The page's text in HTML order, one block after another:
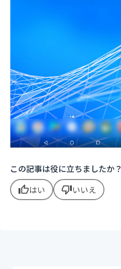
この記事は役に立ちましたか？
thumb_upはい thumb_downいいえ